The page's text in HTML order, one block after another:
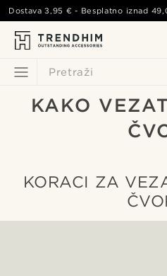
Pretraži
Dostava3,95 € - Besplatno iznad
KAKO
KORACI ZA